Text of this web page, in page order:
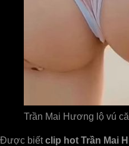
Trần Mai Hương lộ vú
Được biếtclip hot Trần Mai